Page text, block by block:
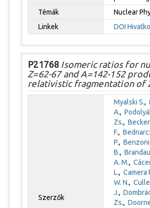
Témák
Nuclear
Linkek
DOI
P21768 Isomeric ratios for
Z=62-67 and A=142-152
relativistic fragmentation of
Szerzők
Myalski S.,
A.,
Zs.,Becker
F.,
P.,Benzoni
B.,
A. M.,
L.,Camera
W. N.,
J.,
Zs.,